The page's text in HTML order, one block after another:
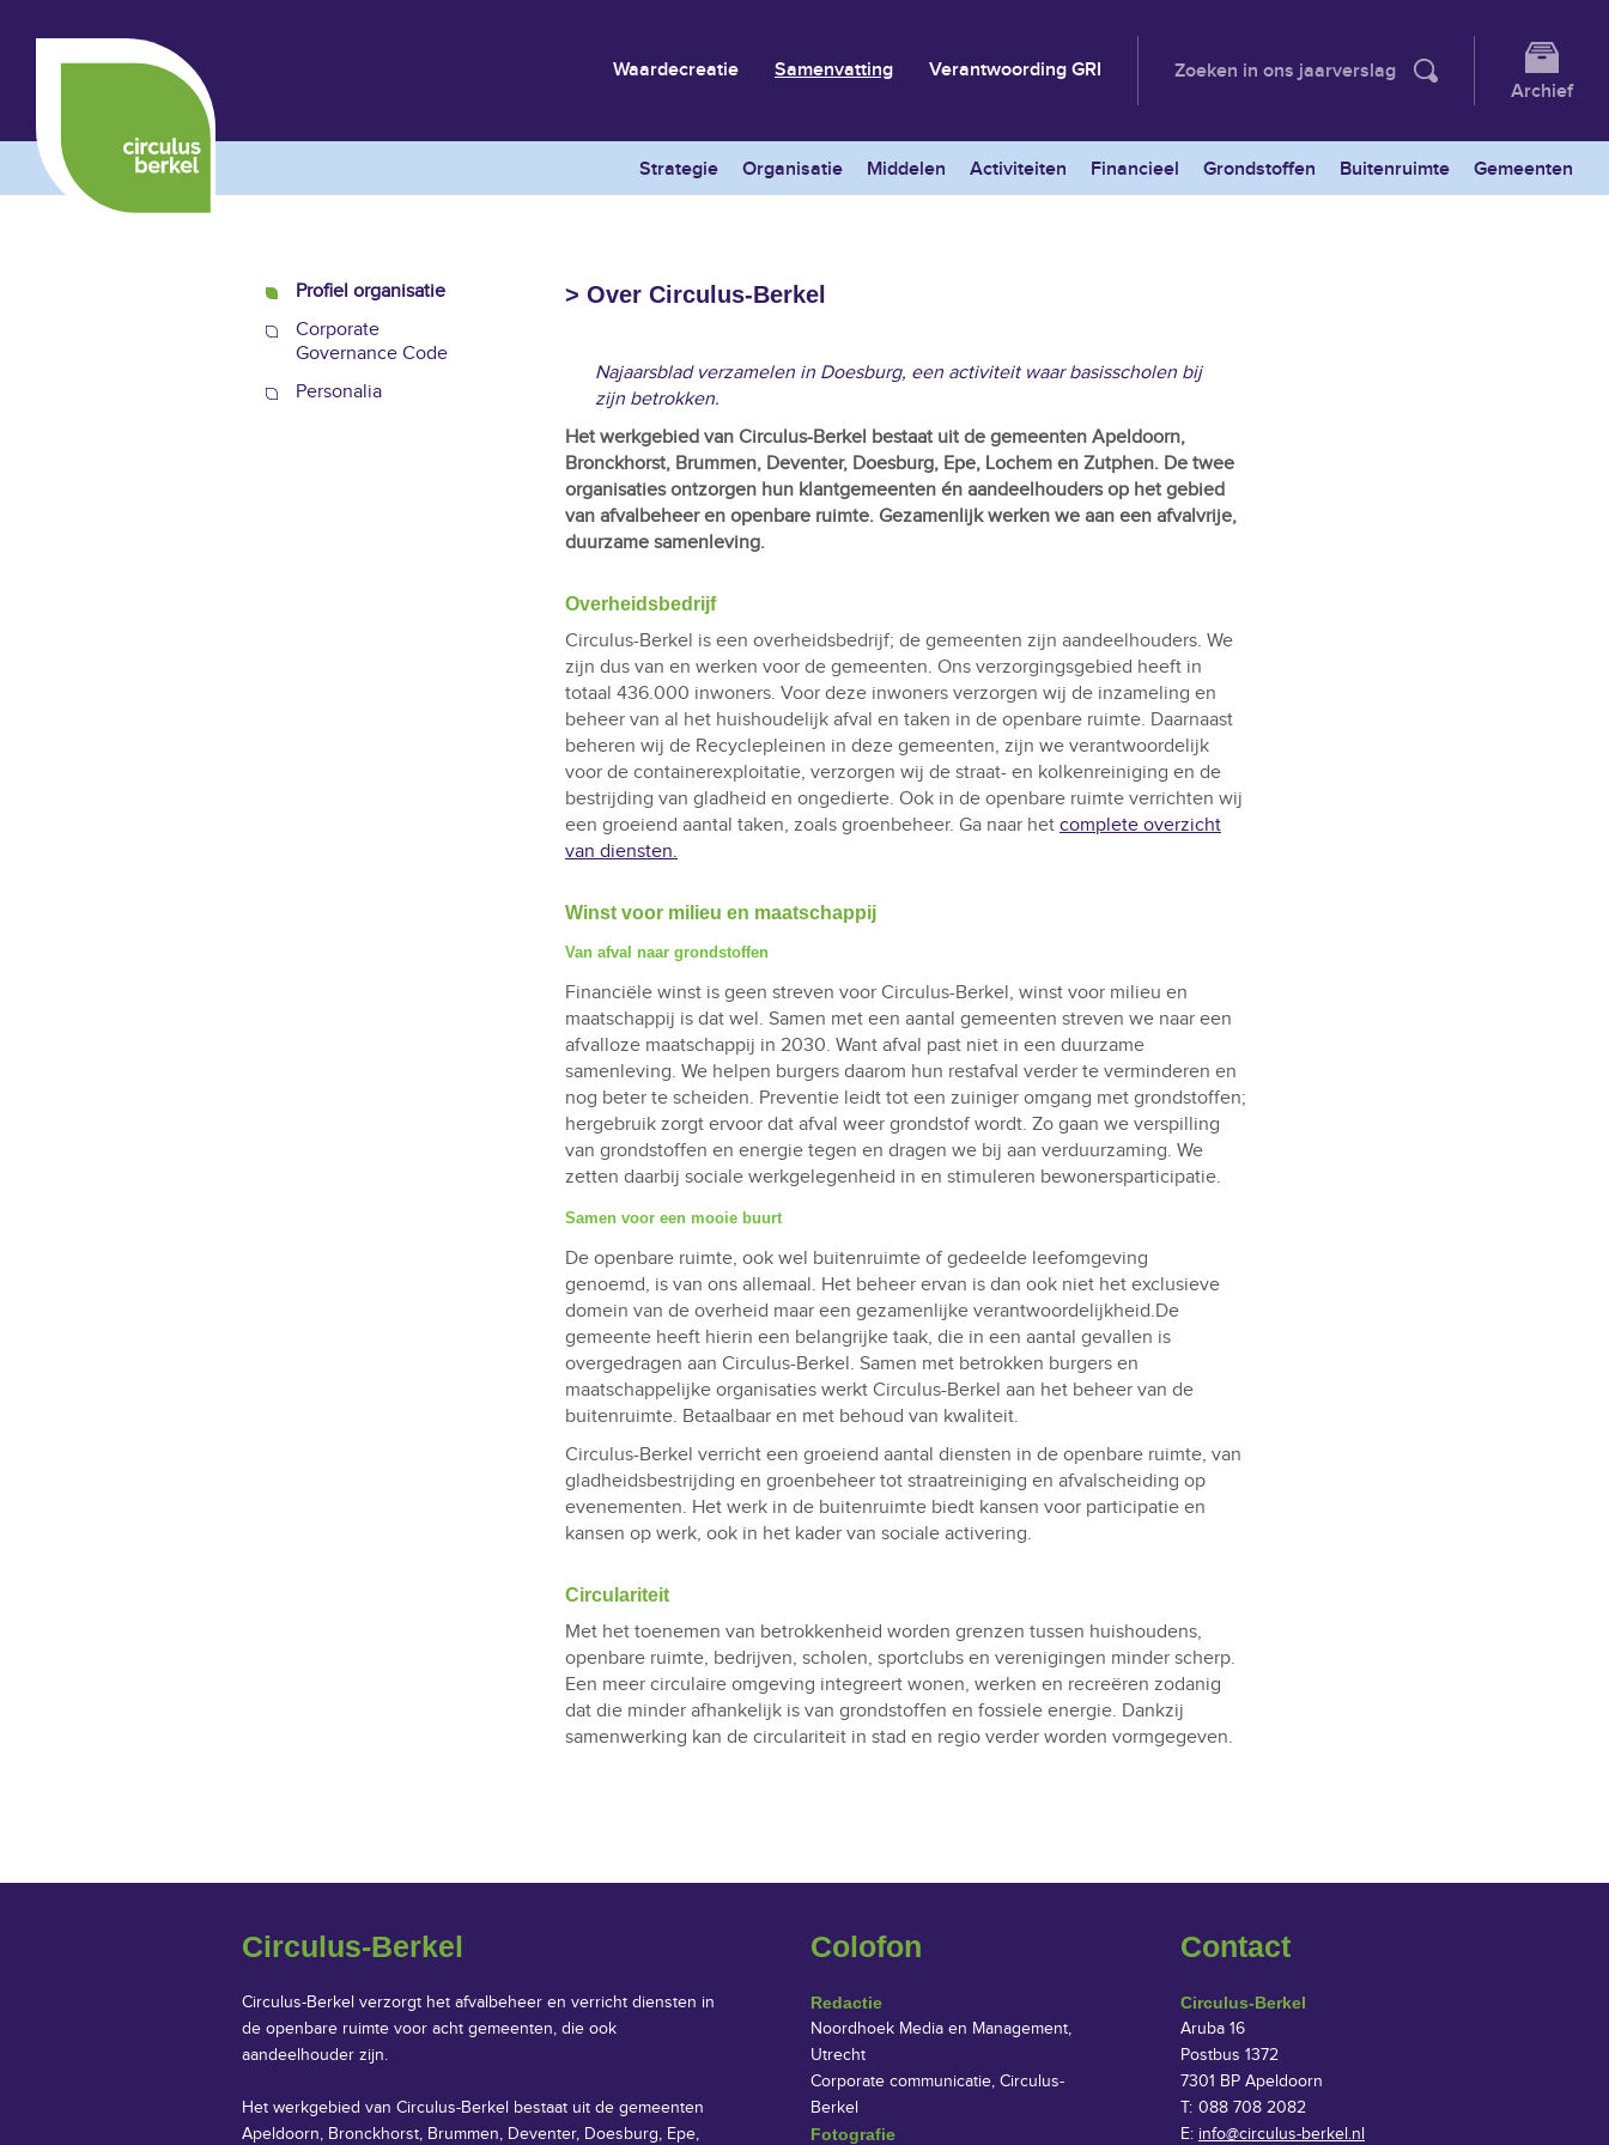
Waardecreatie Samenvatting Verantwoording GRI
Strategie Organisatie Middelen Activiteiten Financieel Grondstoffen Buitenruimte Gemeenten
Zoeken in ons jaarverslag
Archief
Profiel organisatie
Corporate
Governance Code
Personalia
> Over Circulus-Berkel
Najaarsblad verzamelen in Doesburg, een activiteit waar basisscholen bij
zijn betrokken.
Het werkgebied van Circulus-Berkel bestaat uit de gemeenten Apeldoorn,
Bronckhorst, Brummen, Deventer, Doesburg, Epe, Lochem en Zutphen. De twee
organisaties ontzorgen hun klantgemeenten én aandeelhouders op het gebied
van afvalbeheer en openbare ruimte. Gezamenlijk werken we aan een afvalvrije,
duurzame samenleving.
Overheidsbedrijf
Circulus-Berkel is een overheidsbedrijf; de gemeenten zijn aandeelhouders. We
zijn dus van en werken voor de gemeenten. Ons verzorgingsgebied heeft in
totaal 436.000 inwoners. Voor deze inwoners verzorgen wij de inzameling en
beheer van al het huishoudelijk afval en taken in de openbare ruimte. Daarnaast
beheren wij de Recyclepleinen in deze gemeenten, zijn we verantwoordelijk
voor de containerexploitatie, verzorgen wij de straat- en kolkenreiniging en de
bestrijding van gladheid en ongedierte. Ook in de openbare ruimte verrichten wij
een groeiend aantal taken, zoals groenbeheer. Ga naar het complete overzicht
van diensten.
Winst voor milieu en maatschappij
Van afval naar grondstoffen
Financiële winst is geen streven voor Circulus-Berkel, winst voor milieu en
maatschappij is dat wel. Samen met een aantal gemeenten streven we naar een
afvalloze maatschappij in 2030. Want afval past niet in een duurzame
samenleving. We helpen burgers daarom hun restafval verder te verminderen en
nog beter te scheiden. Preventie leidt tot een zuiniger omgang met grondstoffen;
hergebruik zorgt ervoor dat afval weer grondstof wordt. Zo gaan we verspilling
van grondstoffen en energie tegen en dragen we bij aan verduurzaming. We
zetten daarbij sociale werkgelegenheid in en stimuleren bewonersparticipatie.
Samen voor een mooie buurt
De openbare ruimte, ook wel buitenruimte of gedeelde leefomgeving
genoemd, is van ons allemaal. Het beheer ervan is dan ook niet het exclusieve
domein van de overheid maar een gezamenlijke verantwoordelijkheid.De
gemeente heeft hierin een belangrijke taak, die in een aantal gevallen is
overgedragen aan Circulus-Berkel. Samen met betrokken burgers en
maatschappelijke organisaties werkt Circulus-Berkel aan het beheer van de
buitenruimte. Betaalbaar en met behoud van kwaliteit.
Circulus-Berkel verricht een groeiend aantal diensten in de openbare ruimte, van
gladheidsbestrijding en groenbeheer tot straatreiniging en afvalscheiding op
evenementen. Het werk in de buitenruimte biedt kansen voor participatie en
kansen op werk, ook in het kader van sociale activering.
Circulariteit
Met het toenemen van betrokkenheid worden grenzen tussen huishoudens,
openbare ruimte, bedrijven, scholen, sportclubs en verenigingen minder scherp.
Een meer circulaire omgeving integreert wonen, werken en recreëren zodanig
dat die minder afhankelijk is van grondstoffen en fossiele energie. Dankzij
samenwerking kan de circulariteit in stad en regio verder worden vormgegeven.
Circulus-Berkel
Circulus-Berkel verzorgt het afvalbeheer en verricht diensten in
de openbare ruimte voor acht gemeenten, die ook
aandeelhouder zijn.
Het werkgebied van Circulus-Berkel bestaat uit de gemeenten
Apeldoorn, Bronckhorst, Brummen, Deventer, Doesburg, Epe,
Colofon
Redactie
Noordhoek Media en Management,
Utrecht
Corporate communicatie, Circulus-
Berkel
Fotografie
Contact
Circulus-Berkel
Aruba 16
Postbus 1372
7301 BP Apeldoorn
T: 088 708 2082
E: info@circulus-berkel.nl